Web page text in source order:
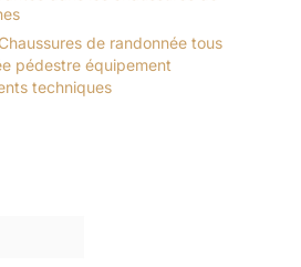
Chaussures de randonnée tous
pédestre équipement
techniques